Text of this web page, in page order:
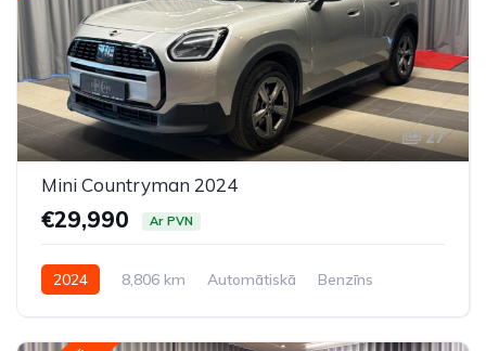
27
Mini Countryman 2024
€29,990 Ar PVN
2024 8,806 km Automātiskā
Benzīns